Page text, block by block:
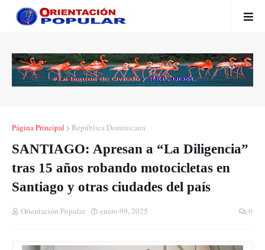
Página Principal República Dominicana
SANTIAGO: Apresan a “La Diligencia”
tras 15 años robando motocicletas en
Santiago y otras ciudades del país
Orientación Popular enero 09, 2025 0